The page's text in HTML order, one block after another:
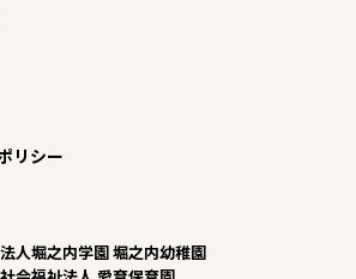
リシー
人堀之内学園 堀之内幼稚園